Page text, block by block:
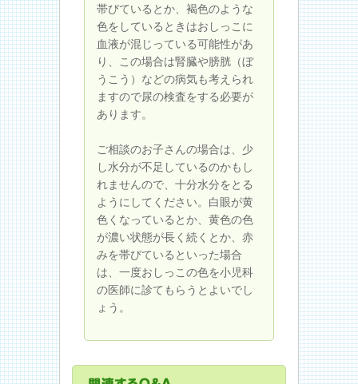
帯びているとか、褐色のような
色をしているときはおしっこに
血液が混じっている可能性があ
り、この場合は腎臓や膀胱（ぼ
うこう）などの病気も考えられ
ますので尿の検査をする必要が
あります。
ご相談のお子さんの場合は、少
し水分が不足しているのかもし
れませんので、十分水分をとる
ようにしてください。白眼が黄
色くなっているとか、黄色の色
が濃い状態が長く続くとか、赤
みを帯びているといった場合
は、一度おしっこの色を小児科
の医師に診てもらうとよいでし
ょう。